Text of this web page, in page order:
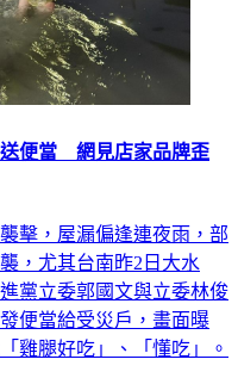
送便當 網見店家品牌歪
擊，屋漏偏逢連夜雨，部
，尤其台南昨2日大水
黨立委郭國文與立委林俊
便當給受災戶，畫面曝
雞腿好吃」、「懂吃」。